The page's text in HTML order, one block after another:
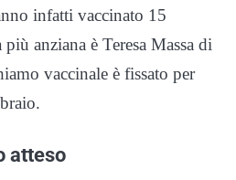
infatti vaccinato 15
anziana è Teresa Massa di
vaccinale è fissato per
atteso